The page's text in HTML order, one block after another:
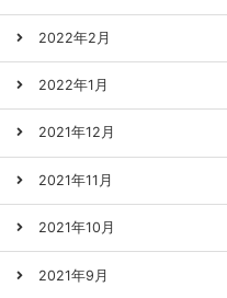
2022年2月
2022年1月
2021年12月
2021年11月
2021年10月
2021年9月